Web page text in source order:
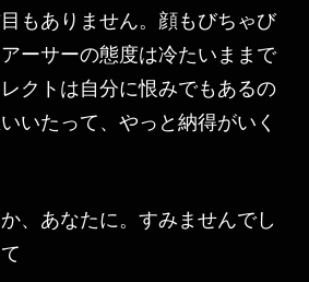
もありません。顔もびちゃび
ーサーの態度は冷たいままで
クトは自分に恨みでもあるの
いたって、やっと納得がいく
、あなたに。すみませんでし